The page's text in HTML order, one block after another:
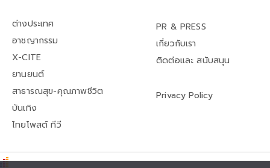
ต่างประเทศ
อาชญากรรม
X-CITE
ยานยนต์
สาธารณสุข-คุณภาพชีวิต
บันเทิง
ไทยโพสต์ ทีวี
PR & PRESS
เกี่ยวกับเรา
ติดต่อและ สนับสนุน
Privacy Policy